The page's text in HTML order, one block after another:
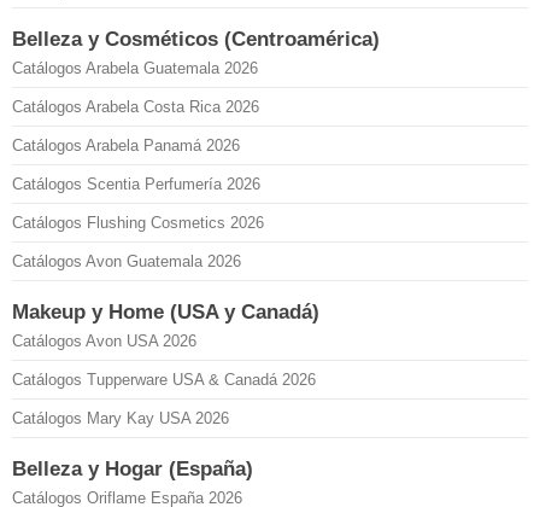
Belleza y Cosméticos (Centroamérica)
Catálogos Arabela Guatemala 2026
Catálogos Arabela Costa Rica 2026
Catálogos Arabela Panamá 2026
Catálogos Scentia Perfumería 2026
Catálogos Flushing Cosmetics 2026
Catálogos Avon Guatemala 2026
Makeup y Home (USA y Canadá)
Catálogos Avon USA 2026
Catálogos Tupperware USA & Canadá 2026
Catálogos Mary Kay USA 2026
Belleza y Hogar (España)
Catálogos Oriflame España 2026